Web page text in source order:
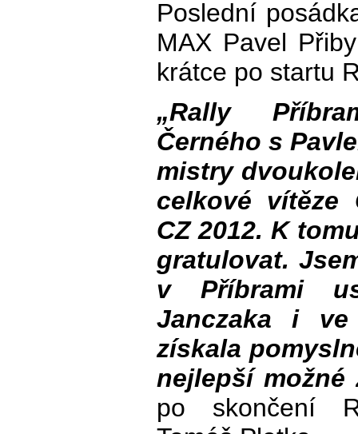
Poslední
MAX Pavel
krátce po startu
„Rally
Černého s
mistry
celkové vítěze
CZ 2012. K
gratulovat.
v Příbrami
Janczaka i
získala
nejlepší možné
po skončení